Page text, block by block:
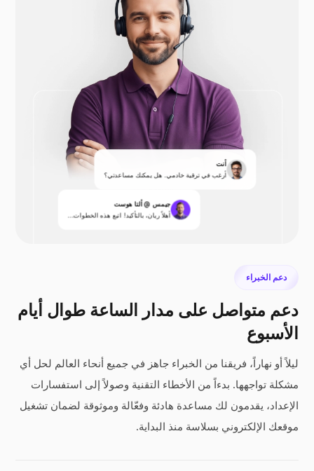
أنت
أرغب في ترقية خادمي. هل يمكنك مساعدتي؟
جيمس @ ألتا هوست
أهلاً ريان، بالتأكيد! اتبع هذه الخطوات...
دعم الخبراء
دعم متواصل على مدار الساعة طوال أيام
الأسبوع
ليلاً أو نهاراً، فريقنا من الخبراء جاهز في جميع أنحاء العالم لحل أي
مشكلة تواجهها. بدءاً من الأخطاء التقنية وصولاً إلى استفسارات
الإعداد، يقدمون لك مساعدة هادئة وفعّالة وموثوقة لضمان تشغيل
موقعك الإلكتروني بسلاسة منذ البداية.